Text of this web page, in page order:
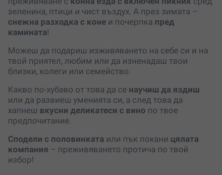
зеленина, птици и чист въздух. А през зимата –
снежна разходка с коне и почерпка пред
камината!
Можеш да подариш изживяването на себе си и на
твой приятел, любим или да изненадаш твои
близки, колеги или семейство.
Какво по-хубаво от това да се научиш да яздиш
или да развиеш уменията си, а след това да
хапнеш вкусни деликатеси с вино по твое
предпочитание.
Сподели с половинката или пък покани цялата
компания – преживяването протича по твой
избор!